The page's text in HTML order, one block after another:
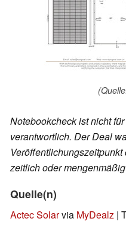
Notebookcheck ist nicht
verantwortlich. Der Deal
zeitlich oder
Quelle(n)
Actec Solarvia MyDealz |